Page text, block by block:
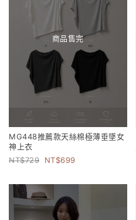
商品售完
MG448推薦款天絲棉極薄垂墜女
神上衣
729
699